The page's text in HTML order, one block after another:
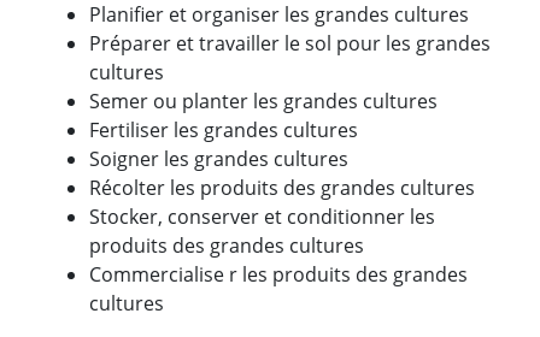
Planifier et organiser les grandes cultures
Préparer et travailler le sol pour les grandes
cultures
Semer ou planter les grandes cultures
Fertiliser les grandes cultures
Soigner les grandes cultures
Récolter les produits des grandes cultures
Stocker, conserver et conditionner les
produits des grandes cultures
Commercialise r les produits des grandes
cultures